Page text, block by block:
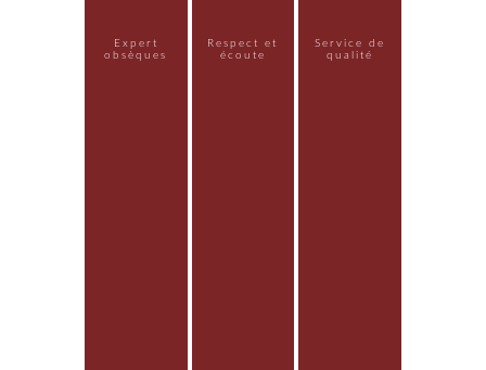
Expert
obsèques
Respect et
écoute
Service de
qualité